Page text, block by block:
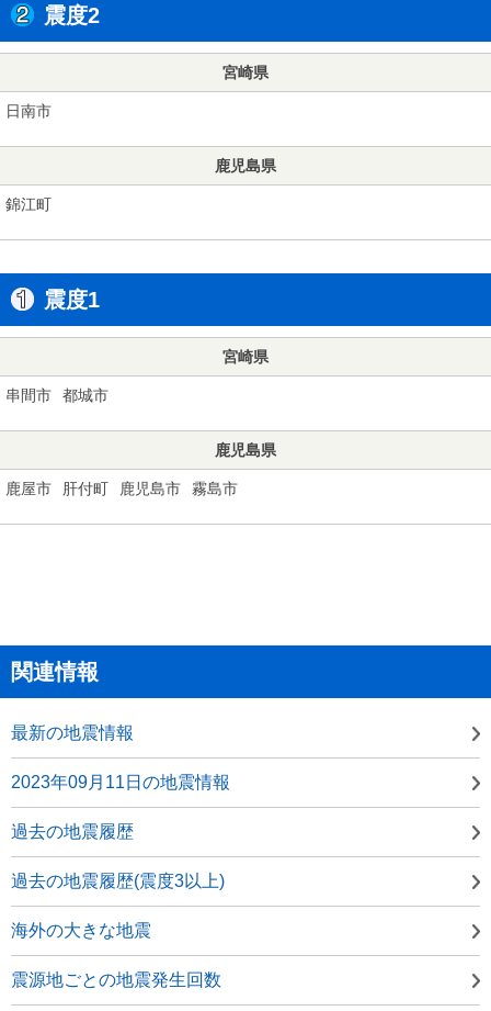
震度2
宮崎県
日南市
鹿児島県
錦江町
震度1
宮崎県
串間市 都城市
鹿児島県
鹿屋市 肝付町 鹿児島市 霧島市
関連情報
最新の地震情報
2023年09月11日の地震情報
過去の地震履歴
過去の地震履歴(震度3以上)
海外の大きな地震
震源地ごとの地震発生回数